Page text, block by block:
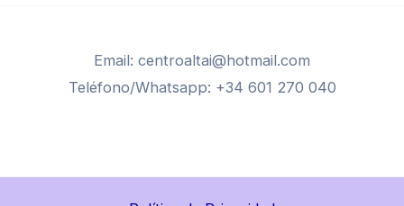
Email: centroaltai@hotmail.com
Teléfono/Whatsapp: +34 601 270 040